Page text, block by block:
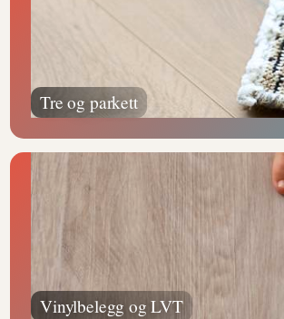
Tre og parkett
Vinylbelegg og LVT